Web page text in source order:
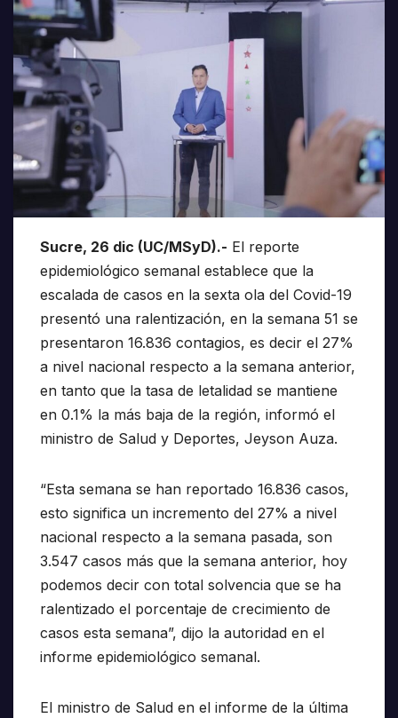
Sucre, 26 dic (UC/MSyD).- El reporte
epidemiológico semanal establece que la
escalada de casos en la sexta ola del Covid-19
presentó una ralentización, en la semana 51 se
presentaron 16.836 contagios, es decir el 27%
a nivel nacional respecto a la semana anterior,
en tanto que la tasa de letalidad se mantiene
en 0.1% la más baja de la región, informó el
ministro de Salud y Deportes, Jeyson Auza.
“Esta semana se han reportado 16.836 casos,
esto significa un incremento del 27% a nivel
nacional respecto a la semana pasada, son
3.547 casos más que la semana anterior, hoy
podemos decir con total solvencia que se ha
ralentizado el porcentaje de crecimiento de
casos esta semana”, dijo la autoridad en el
informe epidemiológico semanal.
El ministro de Salud en el informe de la última